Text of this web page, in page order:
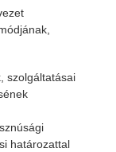
szolgáltatásai
határozattal